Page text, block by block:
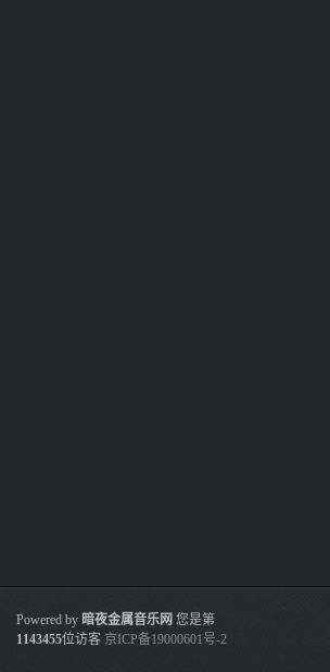
Powered by 暗夜金属音乐网 您是第
1143455位访客 京ICP备19000601号-2